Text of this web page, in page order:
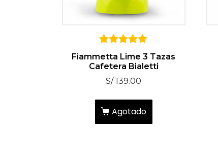
5
sobre 5
Fiammetta Lime 3 Tazas
Cafetera Bialetti
S/139.00
Agotado